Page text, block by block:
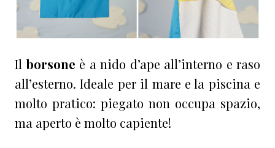
Ilborsone è a nido d’ape all’interno e raso
all’esterno. Ideale per il mare e la piscina e
molto pratico: piegato non occupa spazio,
ma aperto è molto capiente!